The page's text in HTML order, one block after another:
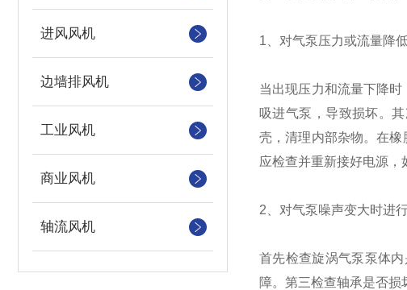
进风风机
边墙排风机
工业风机
商业风机
轴流风机
1、对气泵压力或流量降
当出现压力和流量下降
吸进气泵，导致损坏。
壳，清理内部杂物。在
应检查并重新接好电源，
2、对气泵噪声变大时进
首先检查旋涡气泵泵体
障。第三检查轴承是否损